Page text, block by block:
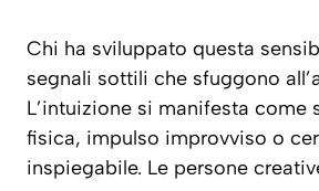
Chi ha sviluppato questa
segnali sottili che sfuggono
L’intuizione si manifesta come
fisica, impulso improvviso o
inspiegabile. Le persone